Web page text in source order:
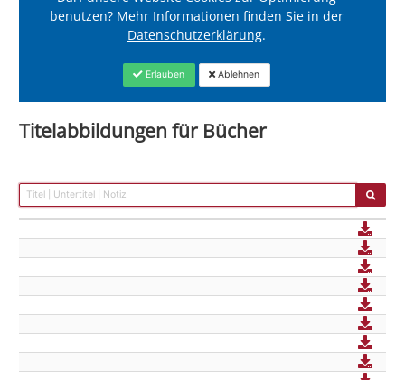
benutzen? Mehr Informationen finden Sie in der
Datenschutzerklärung.
Erlauben Ablehnen
Titelabbildungen für Bücher